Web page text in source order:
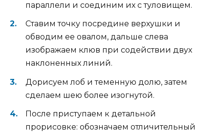
параллели и соединим их с туловищем.
Ставим точку посредине верхушки и
обводим ее овалом, дальше слева
изображаем клюв при содействии двух
наклоненных линий.
Дорисуем лоб и теменную долю, затем
сделаем шею более изогнутой.
После приступаем к детальной
прорисовке: обозначаем отличительный